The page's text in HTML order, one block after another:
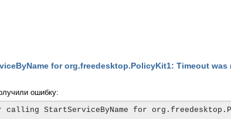
for org.freedesktop.PolicyKit1: Timeout was
ошибку:
StartServiceByName for